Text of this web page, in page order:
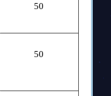
50
50